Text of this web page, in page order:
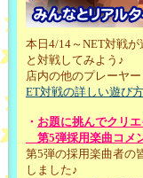
本日4/14～NET対戦
と対戦してみよう♪
店内の他のプレーヤ
ET対戦の詳しい遊び方
・ お題に挑んでクリ
第5弾採用楽曲コメ
第5弾の採用楽曲者の
しました♪